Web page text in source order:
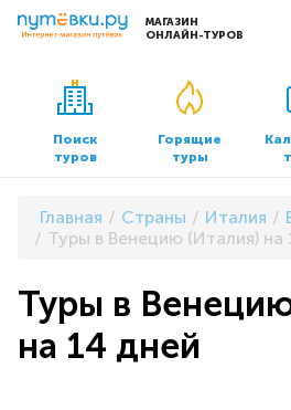
МАГАЗИН
ОНЛАЙН-ТУРОВ
Сервисы
Бронирование отелей
Трансфер
О
О нас
Поиск
туров
Горящие
туры
Главная Страны Италия
Туры в Венецию (Италия) на
Туры в
на 14 дней